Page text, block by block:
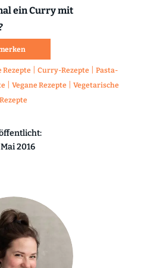
ein Curry mit
Rezepte Curry-Rezepte
Pasta-
Vegane Rezepte
Vegetarische
Rezepte
2016